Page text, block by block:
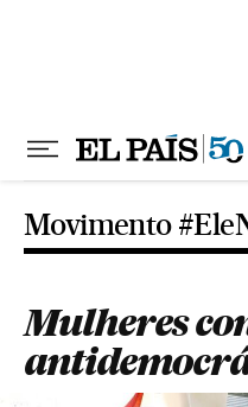
Movimento
Mulheres